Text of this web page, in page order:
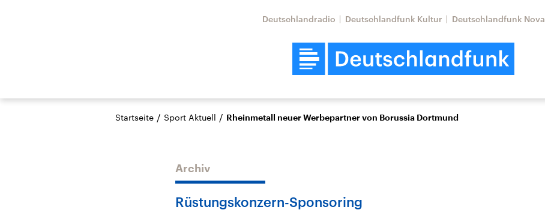
Deutschlandradio Deutschlandfunk Kultur Deutschlandfunk Nova
Startseite / Sport Aktuell / Rheinmetall neuer Werbepartner von Borussia Dortmund
Archiv
Rüstungskonzern-Sponsoring